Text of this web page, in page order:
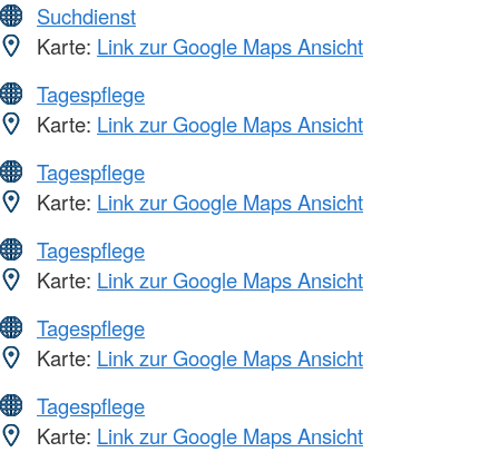
Suchdienst
Karte: Link zur Google Maps Ansicht
Tagespflege
Karte: Link zur Google Maps Ansicht
Tagespflege
Karte: Link zur Google Maps Ansicht
Tagespflege
Karte: Link zur Google Maps Ansicht
Tagespflege
Karte: Link zur Google Maps Ansicht
Tagespflege
Karte: Link zur Google Maps Ansicht